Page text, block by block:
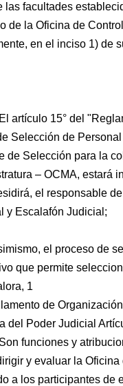
las facultades
de la Oficina de
en el inciso 1) de
artículo 15° del
Selección de
de Selección para la
– OCMA, estará
el responsable
y Escalafón Judicial;
el proceso de
que permite
1
de
del Poder Judicial
funciones y
y evaluar la
a los participantes de